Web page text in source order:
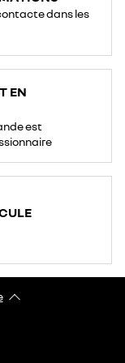
dans les
EN
est